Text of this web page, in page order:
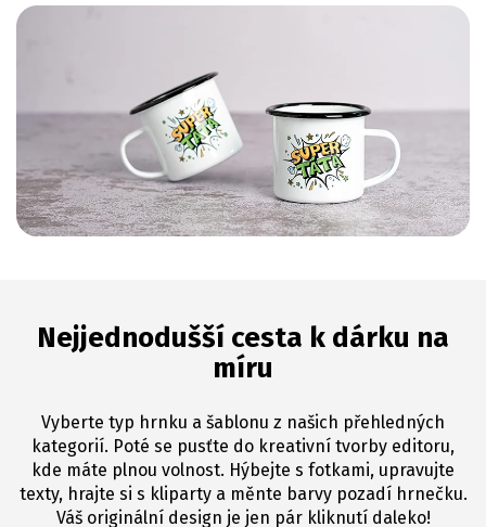
Nejjednodušší cesta k dárku na
míru
Vyberte typ hrnku a šablonu z našich přehledných
kategorií. Poté se pusťte do kreativní tvorby editoru,
kde máte plnou volnost. Hýbejte s fotkami, upravujte
texty, hrajte si s kliparty a měnte barvy pozadí hrnečku.
Váš originální design je jen pár kliknutí daleko!